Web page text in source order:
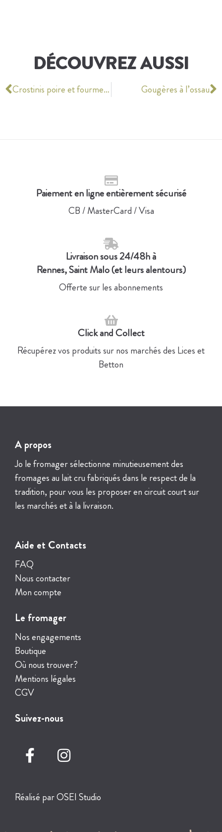
DÉCOUVREZ AUSSI
Crostinis poire et fourme d’ambert Gougères à l’ossau
Paiement en ligne entièrement sécurisé
CB / MasterCard / Visa
Livraison sous 24/48h à
Rennes, Saint Malo (et leurs alentours)
Offerte sur les abonnements
Click and Collect
Récupérez vos produits sur nos marchés des Lices et
Betton
A propos
Jo le fromager sélectionne minutieusement des
fromages au lait cru fabriqués dans le respect de la
tradition, pour vous les proposer en circuit court sur
les marchés et à la livraison.
Aide et Contacts
FAQ
Nous contacter
Mon compte
Le fromager
Nos engagements
Boutique
Où nous trouver?
Mentions légales
CGV
Suivez-nous
Réalisé parOSEI Studio